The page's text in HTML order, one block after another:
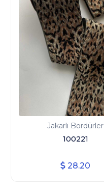
Jakarlı Bordürler
100221
28.20